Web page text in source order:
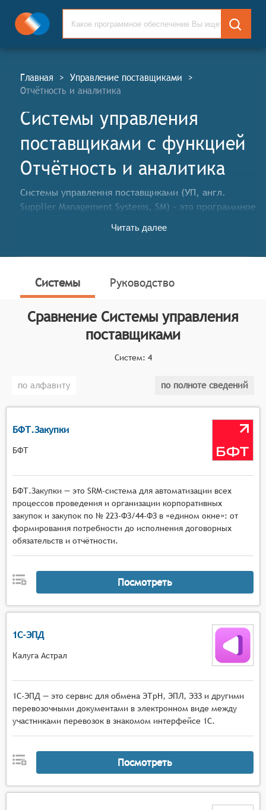
Главная > Управление поставщиками >
Отчётность и аналитика
Системы управления
поставщиками c функцией
Отчётность и аналитика
Системы управления поставщиками (УП, англ.
Supplier Management Systems, SM) – это программное
процессов, связанных с закупочной деятельностью
контроля поставок и документооборота.
Классификатор программных продуктов Соваре
определяет конкретные функциональные критерии
для систем. Для того, чтобы быть представленными
на рынке Системы управления поставщиками,
системы должны иметь следующие функциональные
автоматизация планирования потребностей в
закупках с учётом исторических данных и
инструменты для анализа и выбора
поставщиков на основе заранее заданных
функционал для управления процессом
проведения закупок, включая формирование и
отправку запросов на предложения,
механизмы контроля исполнения договорных
обязательств и отслеживания статусов
связанные с закупочной деятельностью,
включая создание, согласование и
архивирование документов.
Читать далее
Системы Руководство
Сравнение Системы управления
поставщиками
Систем: 4
по алфавиту по полноте сведений
БФТ.Закупки
БФТ
БФТ.Закупки — это SRM-система для автоматизации всех
процессов проведения и организации корпоративных
закупок и закупок по № 223-ФЗ/44-ФЗ в «едином окне»: от
формирования потребности до исполнения договорных
обязательств и отчётности.
Посмотреть
1С-ЭПД
Калуга Астрал
1С-ЭПД — это сервис для обмена ЭТрН, ЭПЛ, ЭЗЗ и другими
перевозочными документами в электронном виде между
участниками перевозок в знакомом интерфейсе 1С.
Посмотреть